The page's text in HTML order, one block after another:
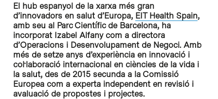
El hub espanyol de la xarxa més gran
d’innovadors en salut d’Europa, EIT Health Spain,
amb seu al Parc Científic de Barcelona, ha
incorporat Izabel Alfany com a directora
d’Operacions i Desenvolupament de Negoci. Amb
més de setze anys d’experiència en innovació i
col·laboració internacional en ciències de la vida i
la salut, des de 2015 secunda a la Comissió
Europea com a experta independent en revisió i
avaluació de propostes i projectes.